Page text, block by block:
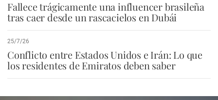
Fallece trágicamente una influencer brasileña
tras caer desde un rascacielos en Dubái
25/7/26
Conflicto entre Estados Unidos e Irán: Lo que
los residentes de Emiratos deben saber